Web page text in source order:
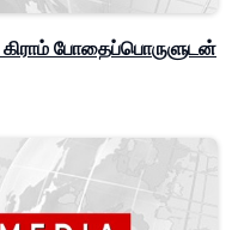
போதைப்பொருளுடன்